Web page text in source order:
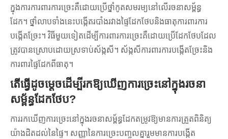
ក្នុងការការពារការច្រេះគឺដោយប្រើថ្នាំកូតសមរម្យនៅលើរចនាសម្ព័ន្ធ
ដែក។ ថ្នាំលាបទាំងនេះបង្កើតរបាំងរវាងផ្ទៃដែកថែបនិងធាតុការពារការ
បង្កើតច្រែះ។ វិធីមួយទៀតដើម្បីការពារការច្រេះគឺដោយប្រើដែកថែបដែល
ត្រូវបានស្រោបដោយស្រទាប់ស័ង្កសី។ ស័ង្កសីការពារការបង្កើតច្រែះនិង
ការពារផ្ទៃដែកពីធាតុ។
តើធ្វើដូចម្តេចដើម្បីរកឱ្យឃើញការច្រេះនៅក្នុងរចនា
សម្ព័ន្ធដែកថែប?
ការរកឃើញការច្រេះនៅក្នុងរចនាសម្ព័ន្ធដែកតម្រូវឱ្យមានការត្រួតពិនិត្យ
យ៉ាងដិតដល់នៃផ្ទៃ។ សញ្ញានៃការច្រេះបញ្ចូលគ្នារួមមានការបង្កើត